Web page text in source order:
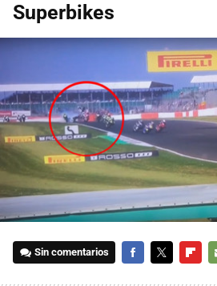
Superbikes
Sin comentarios